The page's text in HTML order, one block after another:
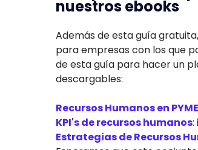
nuestros ebooks
Además de esta guía
para empresas con los que
de esta guía para hacer un
descargables:
Recursos Humanos en
KPI's de recursos humanos:
Estrategias de Recursos